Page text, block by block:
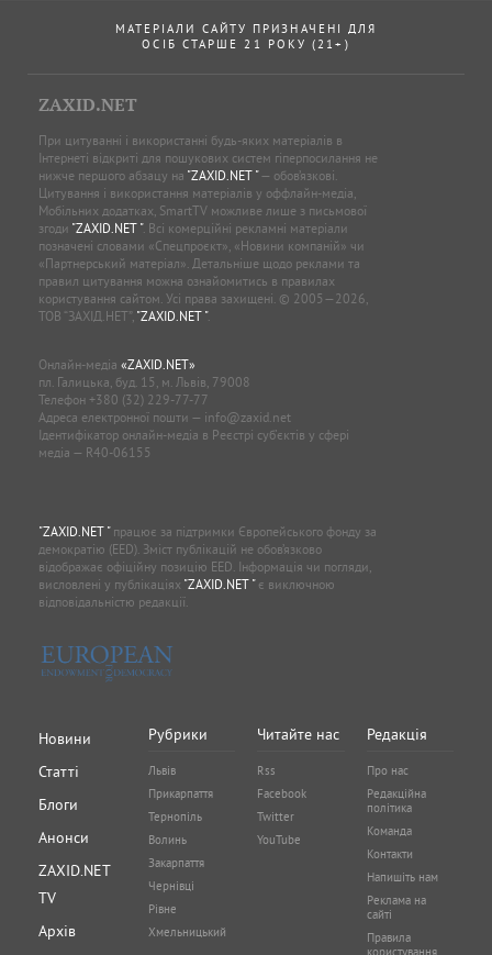
МАТЕРІАЛИ САЙТУ ПРИЗНАЧЕНІ ДЛЯ
ОСІБ СТАРШЕ 21 РОКУ (21+)
ZAXID.NET
При цитуванні і використанні будь-яких матеріалів в
Інтернеті відкриті для пошукових систем гіперпосилання не
нижче першого абзацу на "ZAXID.NET "— обов’язкові.
Цитування і використання матеріалів у оффлайн-медіа,
Мобільних додатках, SmartTV можливе лише з письмової
згоди "ZAXID.NET ". Всі комерційні рекламні матеріали
позначені словами «Спецпроєкт», «Новини компаній» чи
«Партнерський матеріал». Детальніше щодо реклами та
правил цитування можна ознайомитись в правилах
користування сайтом. Усі права захищені. © 2005—2026,
ТОВ “ЗАХІД.НЕТ”, "ZAXID.NET ".
Онлайн-медіа «ZAXID.NET»
пл. Галицька, буд. 15, м. Львів, 79008
Телефон +380 (32) 229-77-77
Адреса електронної пошти — info@zaxid.net
Ідентифікатор онлайн-медіа в Реєстрі суб'єктів у сфері
медіа — R40-06155
"ZAXID.NET "працює за підтримки Європейського фонду за
демократію (EED). Зміст публікацій не обов’язково
відображає офіційну позицію EED. Інформація чи погляди,
висловлені у публікаціях "ZAXID.NET "є виключною
відповідальністю редакції.
Новини
Статті
Блоги
Анонси
ZAXID.NET
TV
Архів
Рубрики
Львів
Прикарпаття
Тернопіль
Волинь
Закарпаття
Чернівці
Рівне
Хмельницький
Читайте нас
Rss
Facebook
Twitter
YouTube
Редакція
Про нас
Редакційна
політика
Команда
Контакти
Напишіть нам
Реклама на
сайті
Правила